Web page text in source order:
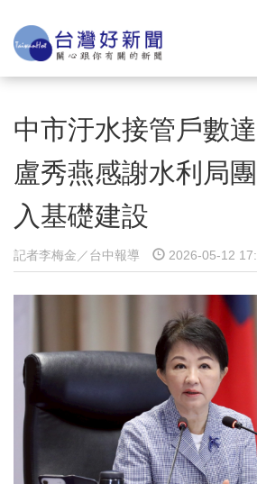
中市汙水接管戶數
盧秀燕感謝水利局
入基礎建設
記者李梅金／台中報導 2026-05-12